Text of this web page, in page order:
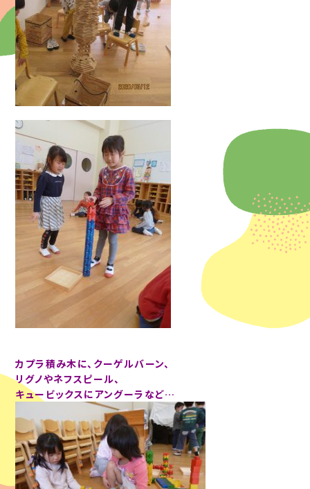
カプラ積み木に、クーゲルバーン、
リグノやネフスピール、
キュービックスにアングーラなど…